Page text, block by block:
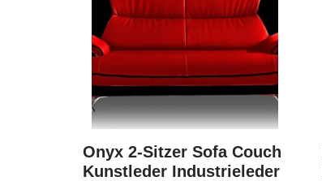
Onyx 2-Sitzer Sofa Couch
Kunstleder Industrieleder